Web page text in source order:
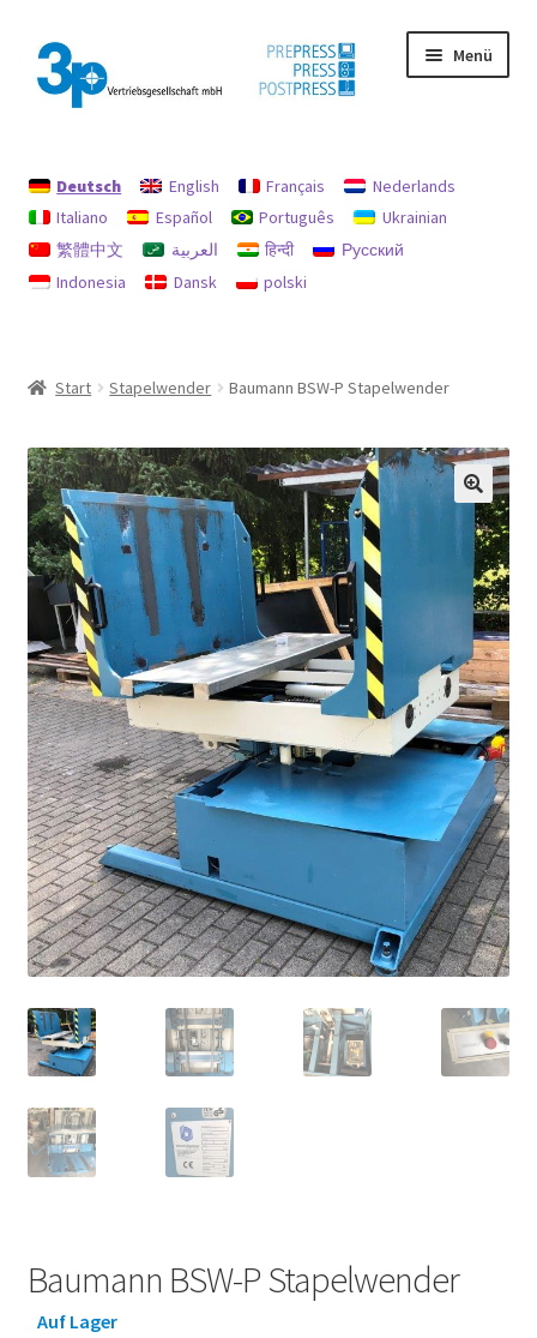
Zur
Navigation
springen
Zum
Inhalt
springen
Menü
Datenschutz
Gebrauchtmaschinen
Deutsch English Français
Nederlands
Italiano
Español Português
Ukrainian
繁體中文
العربية हिन्दी
Русский
Indonesia
Dansk polski
Start Stapelwender Baumann BSW-P Stapelwender
Baumann BSW-P Stapelwender
Auf Lager